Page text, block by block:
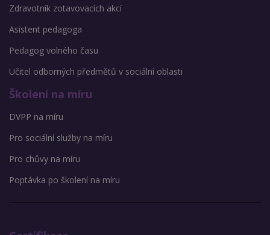
Zdravotník zotavovacích akcí
Asistent pedagoga
Pedagog volného času
Učitel odborných předmětů v sociální oblasti
Školení na míru
DVPP na míru
Pro sociální služby na míru
Pro chůvy na míru
Poptávka po školení na míru